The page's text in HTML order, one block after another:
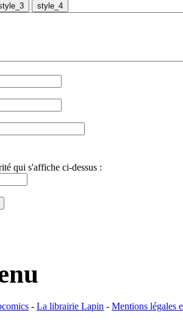
qui s'affiche ci-dessus :
- La librairie Lapin - Mentions légales